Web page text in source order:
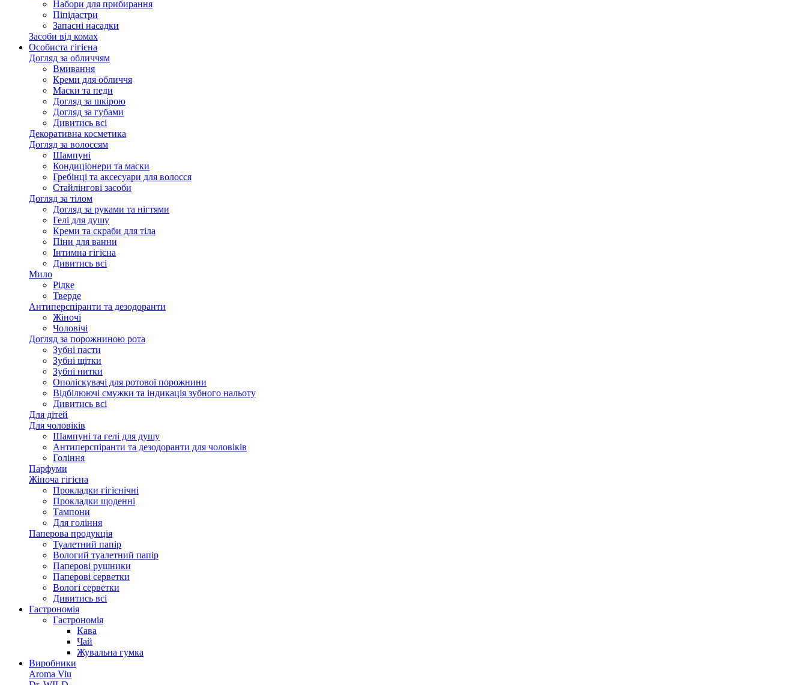
Набори для прибирання
Піпідастри
Запасні насадки
Засоби від комах
Особиста гігієна
Догляд за обличчям
Вмивання
Креми для обличчя
Маски та педи
Догляд за шкірою
Догляд за губами
Дивитись всі
Декоративна косметика
Догляд за волоссям
Шампуні
Кондиціонери та маски
Гребінці та аксесуари для волосся
Стайлінгові засоби
Догляд за тілом
Догляд за руками та нігтями
Гелі для душу
Креми та скраби для тіла
Піни для ванни
Інтимна гігієна
Дивитись всі
Мило
Рідке
Тверде
Антиперспіранти та дезодоранти
Жіночі
Чоловічі
Догляд за порожниною рота
Зубні пасти
Зубні щітки
Зубні нитки
Ополіскувачі для ротової порожнини
Відбілюючі смужки та індикація зубного нальоту
Дивитись всі
Для дітей
Для чоловіків
Шампуні та гелі для душу
Антиперспіранти та дезодоранти для чоловіків
Гоління
Парфуми
Жіноча гігієна
Прокладки гігієнічні
Прокладки щоденні
Тампони
Для гоління
Паперова продукція
Туалетний папір
Вологий туалетний папір
Паперові рушники
Паперові серветки
Вологі серветки
Дивитись всі
Гастрономія
Гастрономія
Кава
Чай
Жувальна гумка
Виробники
Aroma Viu